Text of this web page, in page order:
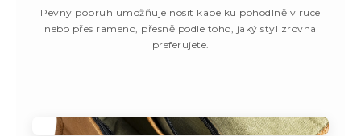
Pevný popruh umožňuje nosit kabelku pohodlně v ruce
nebo přes rameno, přesně podle toho, jaký styl zrovna
preferujete.